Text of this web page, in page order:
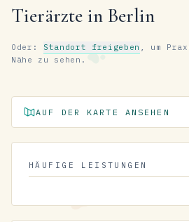
Tierärzte in Berlin
Oder: Standort freigeben
, um
Nähe zu sehen.
AUF DER KARTE ANSEHEN
HÄUFIGE LEISTUNGEN